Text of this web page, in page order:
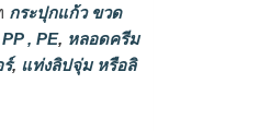
กระปุกแก้ว ขวด
, PE, หลอดครีม
, แท่งลิปจุ่ม หรือลิ